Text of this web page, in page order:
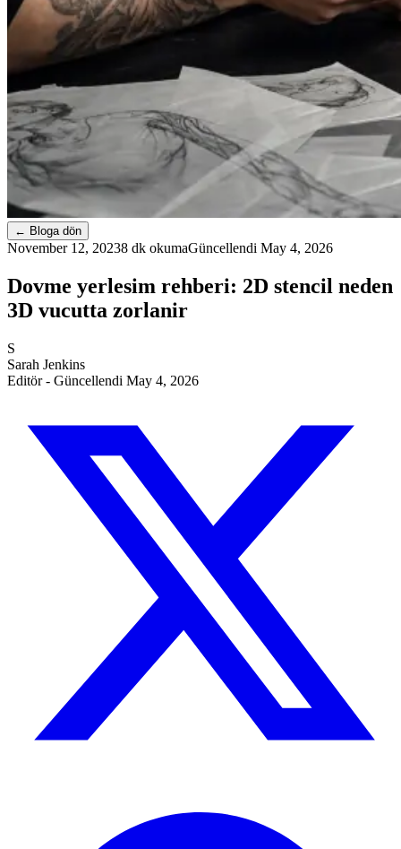
← Bloga dön
November 12, 20238 dk okumaGüncellendi May 4, 2026
Dovme yerlesim rehberi: 2D stencil neden
3D vucutta zorlanir
S
Sarah Jenkins
Editör - Güncellendi May 4, 2026